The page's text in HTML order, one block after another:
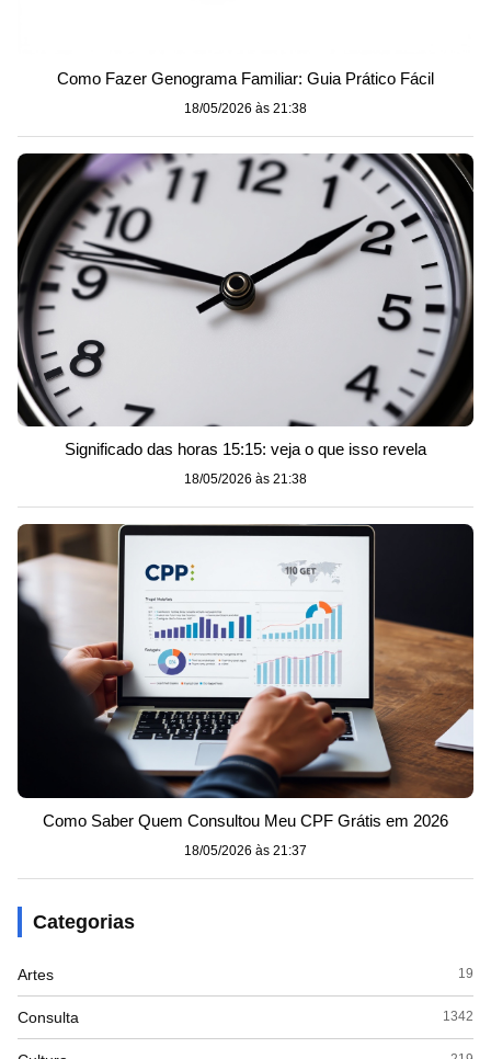
Como Fazer Genograma Familiar: Guia Prático Fácil
18/05/2026 às 21:38
Significado das horas 15:15: veja o que isso revela
18/05/2026 às 21:38
Como Saber Quem Consultou Meu CPF Grátis em 2026
18/05/2026 às 21:37
Categorias
Artes 19
Consulta 1342